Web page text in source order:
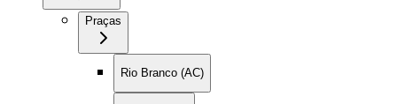
Praças
Rio Branco (AC)